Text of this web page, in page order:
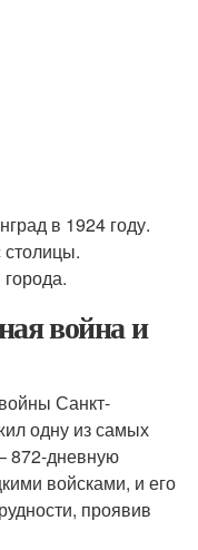
в 1924 году.
столицы.
война и
Санкт-
одну из самых
872-дневную
войсками, и его
проявив